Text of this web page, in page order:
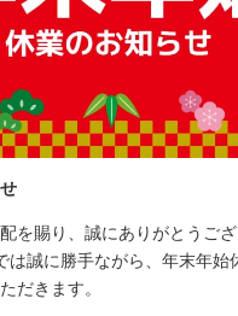
を賜り、誠にありがとうござ
は誠に勝手ながら、年末年始
だきます。